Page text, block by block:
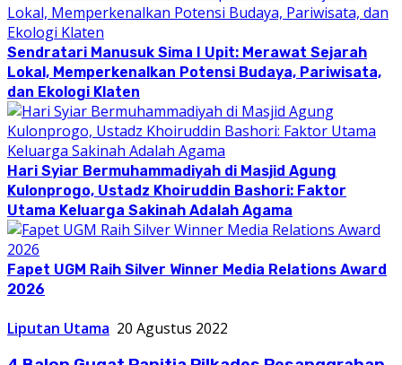
Sendratari Manusuk Sima I Upit: Merawat Sejarah
Lokal, Memperkenalkan Potensi Budaya, Pariwisata,
dan Ekologi Klaten
Hari Syiar Bermuhammadiyah di Masjid Agung
Kulonprogo, Ustadz Khoiruddin Bashori: Faktor
Utama Keluarga Sakinah Adalah Agama
Fapet UGM Raih Silver Winner Media Relations Award
2026
Liputan Utama 20 Agustus 2022